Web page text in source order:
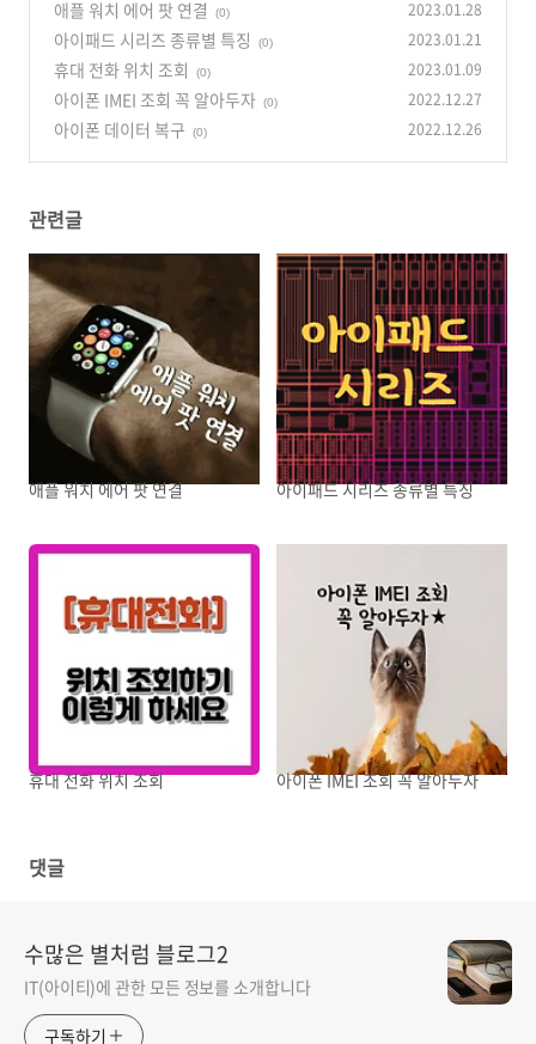
애플 워치 에어 팟 연결
(0) 2023.01.28
아이패드 시리즈 종류별 특징 (0) 2023.01.21
휴대 전화 위치 조회 (0) 2023.01.09
아이폰 IMEI 조회 꼭 알아두자 (0) 2022.12.27
아이폰 데이터 복구 (0) 2022.12.26
관련글
애플 워치 에어 팟 연결 아이패드 시리즈 종류별 특징
휴대 전화 위치 조회 아이폰 IMEI 조회 꼭 알아두자
댓글
수많은 별처럼 블로그2
IT(아이티)에 관한 모든 정보를 소개합니다
구독하기